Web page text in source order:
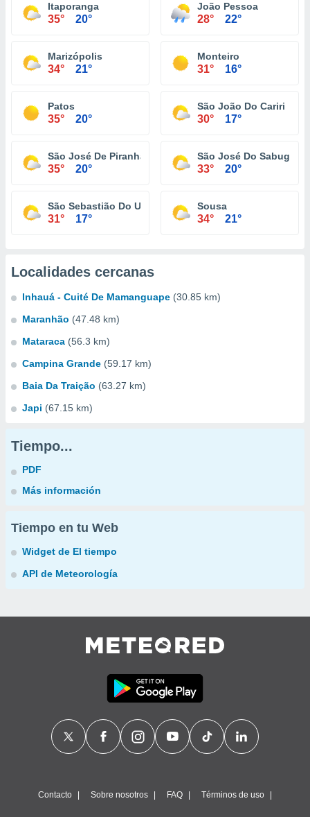
Itaporanga
35° 20°
João Pessoa
28° 22°
Marizópolis
34° 21°
Monteiro
31° 16°
Patos
35° 20°
São João Do Cariri
30° 17°
São José De Piranhas
35° 20°
São José Do Sabugi
33° 20°
São Sebastião Do Umbuzeiro
31° 17°
Sousa
34° 21°
Localidades cercanas
Inhauá - Cuité De Mamanguape (30.85 km)
Maranhão (47.48 km)
Mataraca (56.3 km)
Campina Grande (59.17 km)
Baia Da Traição (63.27 km)
Japi (67.15 km)
Tiempo...
PDF
Más información
Tiempo en tu Web
Widget de El tiempo
API de Meteorología
Contacto Sobre nosotros FAQ Términos de uso